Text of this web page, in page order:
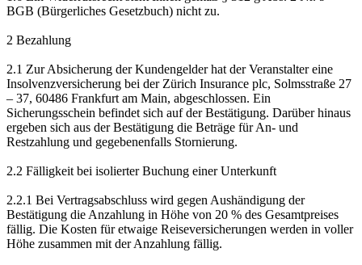
BGB (Bürgerliches Gesetzbuch) nicht zu.
2 Bezahlung
2.1 Zur Absicherung der Kundengelder hat der Veranstalter eine
Insolvenzversicherung bei der Zürich Insurance plc, Solmsstraße 27
– 37, 60486 Frankfurt am Main, abgeschlossen. Ein
Sicherungsschein befindet sich auf der Bestätigung. Darüber hinaus
ergeben sich aus der Bestätigung die Beträge für An- und
Restzahlung und gegebenenfalls Stornierung.
2.2 Fälligkeit bei isolierter Buchung einer Unterkunft
2.2.1 Bei Vertragsabschluss wird gegen Aushändigung der
Bestätigung die Anzahlung in Höhe von 20 % des Gesamtpreises
fällig. Die Kosten für etwaige Reiseversicherungen werden in voller
Höhe zusammen mit der Anzahlung fällig.